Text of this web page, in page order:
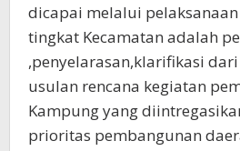
dicapai melalui
tingkat Kecamatan adalah
,penyelarasan,klarifikasi
usulan rencana kegiatan
Kampung yang
prioritas pembangunan